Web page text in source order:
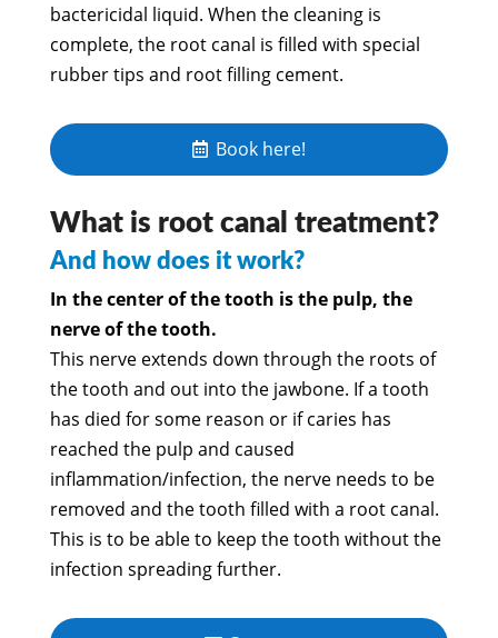
bactericidal liquid. When the cleaning is
complete, the root canal is filled with special
rubber tips and root filling cement.
Book here!
What is root canal treatment?
And how does it work?
In the center of the tooth is the pulp, the
nerve of the tooth.
This nerve extends down through the roots of
the tooth and out into the jawbone. If a tooth
has died for some reason or if caries has
reached the pulp and caused
inflammation/infection, the nerve needs to be
removed and the tooth filled with a root canal.
This is to be able to keep the tooth without the
infection spreading further.